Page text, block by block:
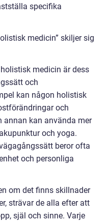
specifika
medicin” skiljer sig
medicin är dess
och
kan någon holistisk
och
annan kan använda mer
och yoga.
beror ofta
och personliga
om det finns skillnader
strävar de alla efter att
själ och sinne. Varje